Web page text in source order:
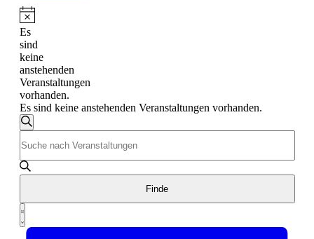
Es
sind
keine
anstehenden
Veranstaltungen
vorhanden.
Es sind keine anstehenden Veranstaltungen vorhanden.
Veranstaltungen
Suche
und
Ansichten,
Navigation
Suche
Sie
Das
Schlüsselwort.
nach
Veranstaltungen
Schlüsselwort.
Finde
Veranstaltung
Ansichten-
Liste